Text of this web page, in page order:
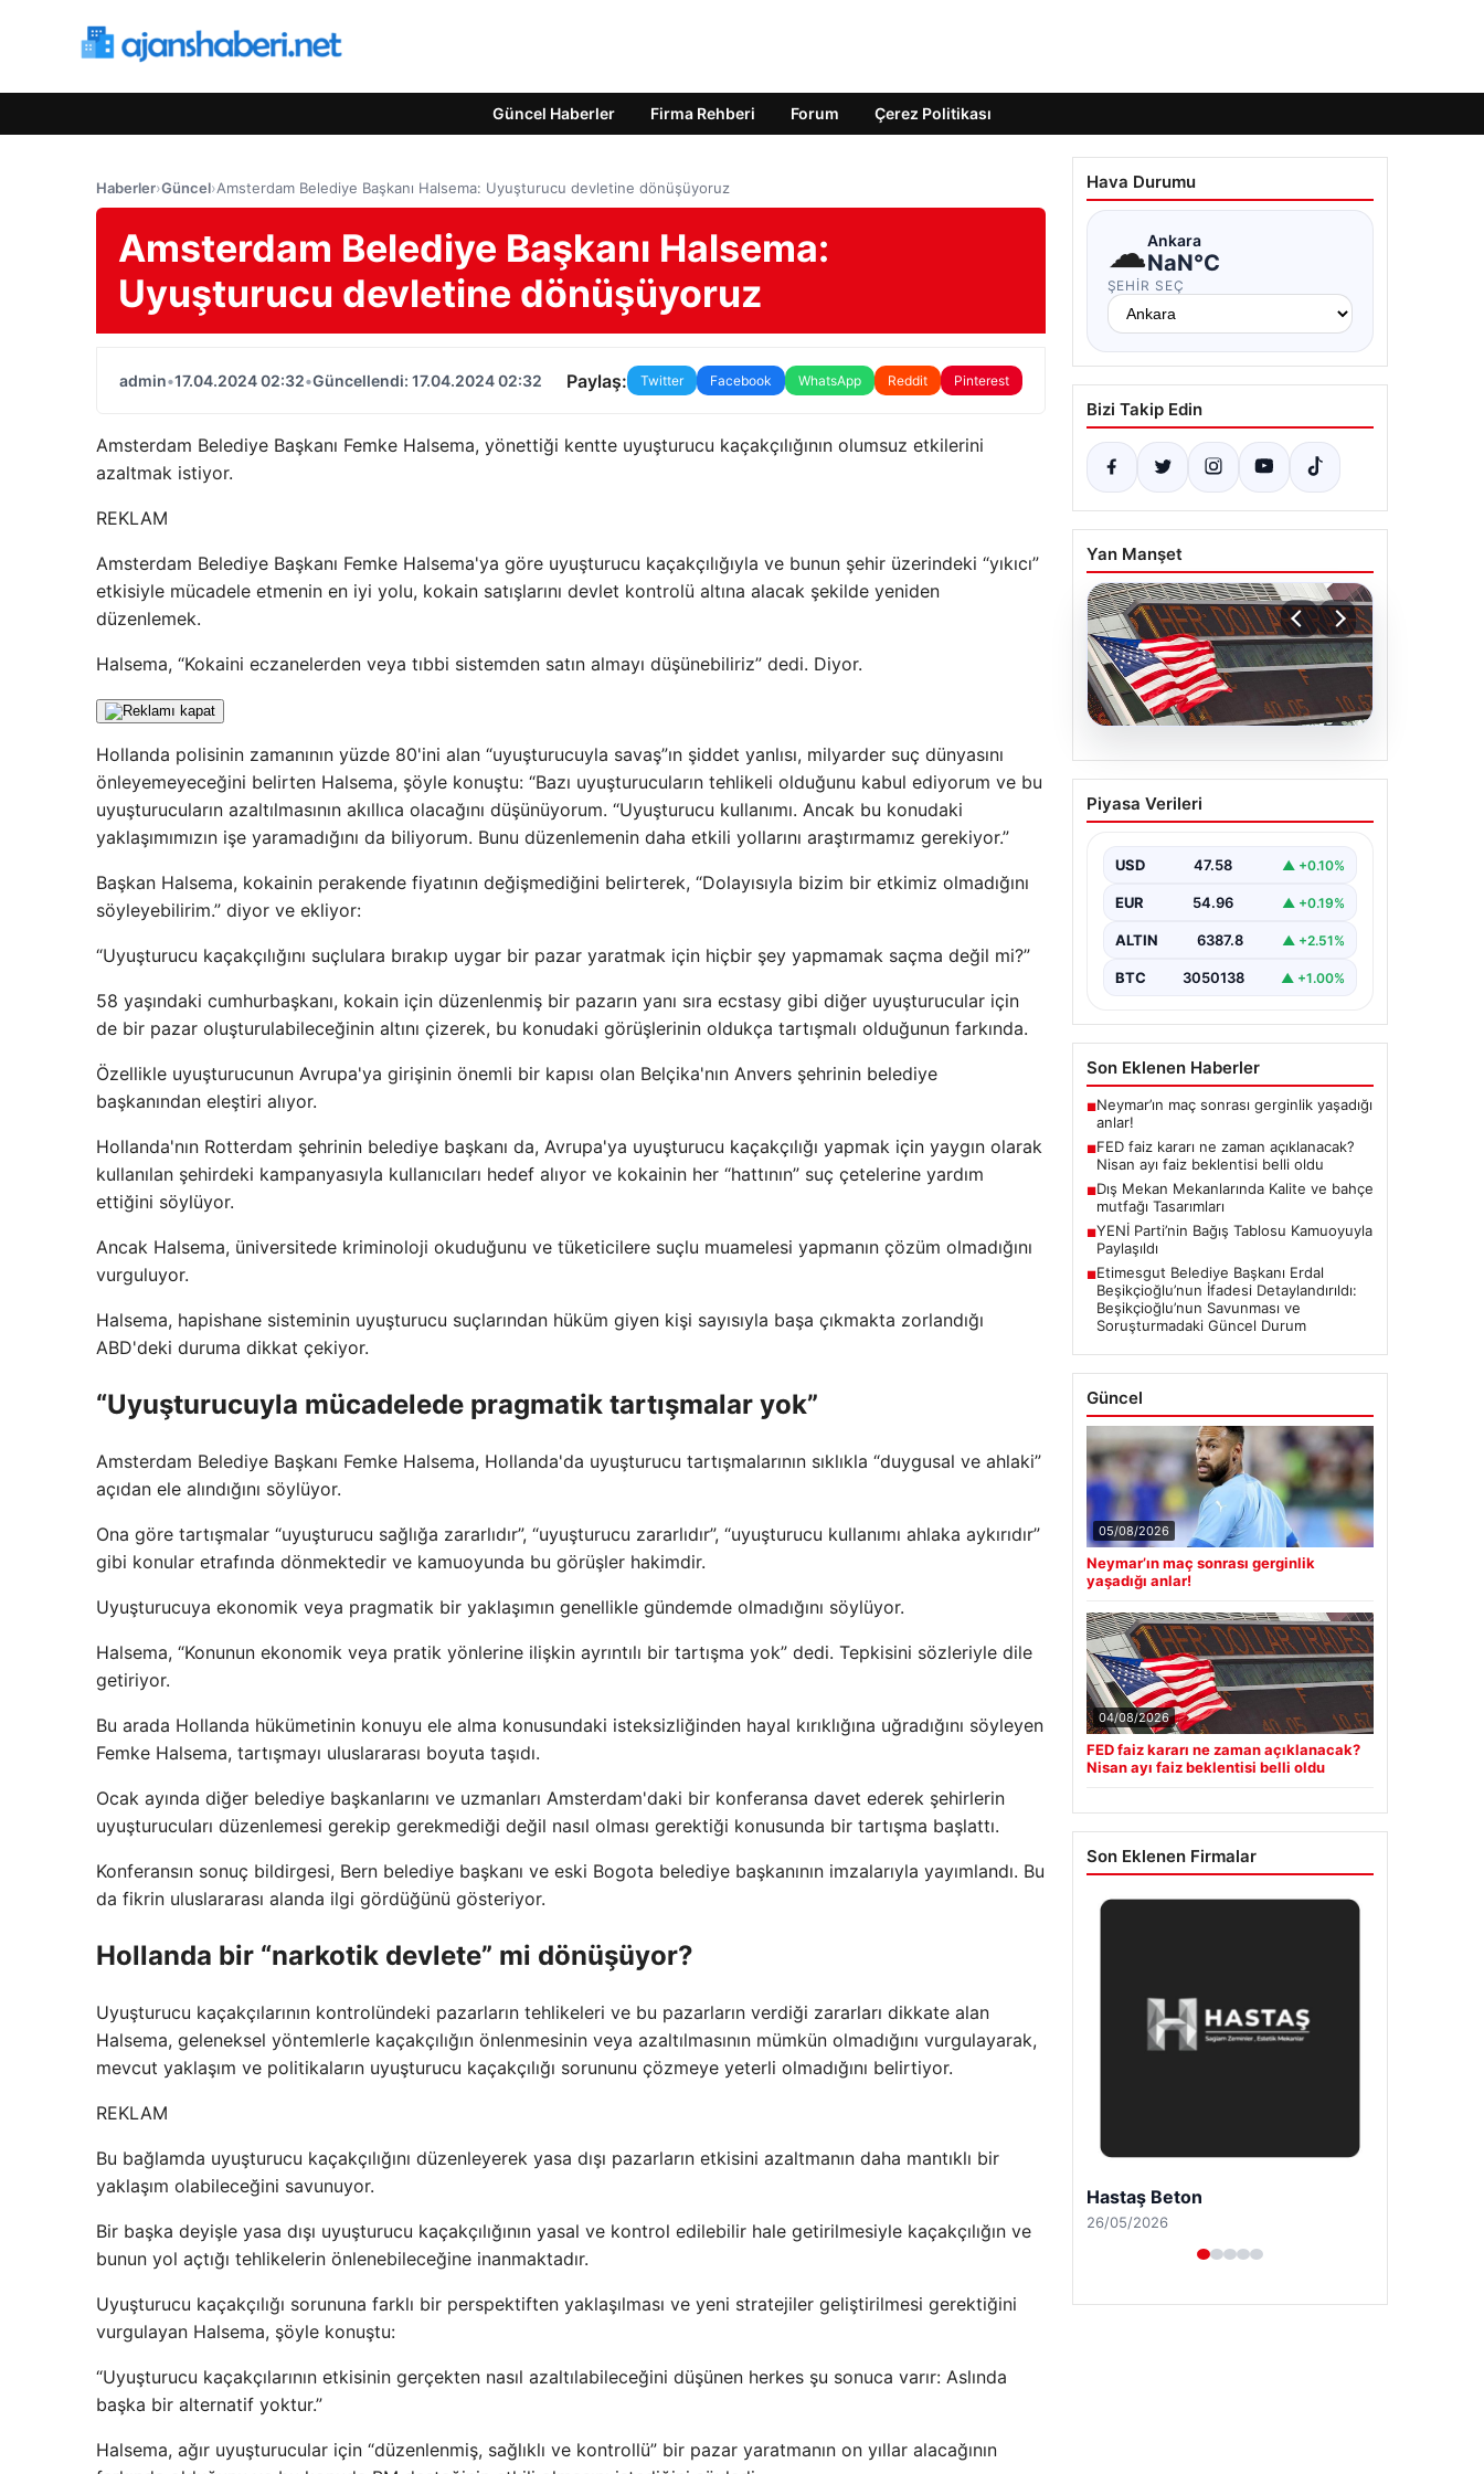
Güncel Haberler Firma Rehberi Forum Çerez Politikası
Haberler›Güncel›Amsterdam Belediye Başkanı Halsema: Uyuşturucu devletine dönüşüyoruz
Amsterdam Belediye Başkanı Halsema:
Uyuşturucu devletine dönüşüyoruz
admin•17.04.2024 02:32•Güncellendi: 17.04.2024 02:32 Paylaş: Twitter Facebook WhatsApp Reddit Pinterest
Amsterdam Belediye Başkanı Femke Halsema, yönettiği kentte uyuşturucu kaçakçılığının olumsuz etkilerini
azaltmak istiyor.
REKLAM
Amsterdam Belediye Başkanı Femke Halsema'ya göre uyuşturucu kaçakçılığıyla ve bunun şehir üzerindeki “yıkıcı”
etkisiyle mücadele etmenin en iyi yolu, kokain satışlarını devlet kontrolü altına alacak şekilde yeniden
düzenlemek.
Halsema, “Kokaini eczanelerden veya tıbbi sistemden satın almayı düşünebiliriz” dedi. Diyor.
Hollanda polisinin zamanının yüzde 80'ini alan “uyuşturucuyla savaş”ın şiddet yanlısı, milyarder suç dünyasını
önleyemeyeceğini belirten Halsema, şöyle konuştu: “Bazı uyuşturucuların tehlikeli olduğunu kabul ediyorum ve bu
uyuşturucuların azaltılmasının akıllıca olacağını düşünüyorum. “Uyuşturucu kullanımı. Ancak bu konudaki
yaklaşımımızın işe yaramadığını da biliyorum. Bunu düzenlemenin daha etkili yollarını araştırmamız gerekiyor.”
Başkan Halsema, kokainin perakende fiyatının değişmediğini belirterek, “Dolayısıyla bizim bir etkimiz olmadığını
söyleyebilirim.” diyor ve ekliyor:
“Uyuşturucu kaçakçılığını suçlulara bırakıp uygar bir pazar yaratmak için hiçbir şey yapmamak saçma değil mi?”
58 yaşındaki cumhurbaşkanı, kokain için düzenlenmiş bir pazarın yanı sıra ecstasy gibi diğer uyuşturucular için
de bir pazar oluşturulabileceğinin altını çizerek, bu konudaki görüşlerinin oldukça tartışmalı olduğunun farkında.
Özellikle uyuşturucunun Avrupa'ya girişinin önemli bir kapısı olan Belçika'nın Anvers şehrinin belediye
başkanından eleştiri alıyor.
Hollanda'nın Rotterdam şehrinin belediye başkanı da, Avrupa'ya uyuşturucu kaçakçılığı yapmak için yaygın olarak
kullanılan şehirdeki kampanyasıyla kullanıcıları hedef alıyor ve kokainin her “hattının” suç çetelerine yardım
ettiğini söylüyor.
Ancak Halsema, üniversitede kriminoloji okuduğunu ve tüketicilere suçlu muamelesi yapmanın çözüm olmadığını
vurguluyor.
Halsema, hapishane sisteminin uyuşturucu suçlarından hüküm giyen kişi sayısıyla başa çıkmakta zorlandığı
ABD'deki duruma dikkat çekiyor.
“Uyuşturucuyla mücadelede pragmatik tartışmalar yok”
Amsterdam Belediye Başkanı Femke Halsema, Hollanda'da uyuşturucu tartışmalarının sıklıkla “duygusal ve ahlaki”
açıdan ele alındığını söylüyor.
Ona göre tartışmalar “uyuşturucu sağlığa zararlıdır”, “uyuşturucu zararlıdır”, “uyuşturucu kullanımı ahlaka aykırıdır”
gibi konular etrafında dönmektedir ve kamuoyunda bu görüşler hakimdir.
Uyuşturucuya ekonomik veya pragmatik bir yaklaşımın genellikle gündemde olmadığını söylüyor.
Halsema, “Konunun ekonomik veya pratik yönlerine ilişkin ayrıntılı bir tartışma yok” dedi. Tepkisini sözleriyle dile
getiriyor.
Bu arada Hollanda hükümetinin konuyu ele alma konusundaki isteksizliğinden hayal kırıklığına uğradığını söyleyen
Femke Halsema, tartışmayı uluslararası boyuta taşıdı.
Ocak ayında diğer belediye başkanlarını ve uzmanları Amsterdam'daki bir konferansa davet ederek şehirlerin
uyuşturucuları düzenlemesi gerekip gerekmediği değil nasıl olması gerektiği konusunda bir tartışma başlattı.
Konferansın sonuç bildirgesi, Bern belediye başkanı ve eski Bogota belediye başkanının imzalarıyla yayımlandı. Bu
da fikrin uluslararası alanda ilgi gördüğünü gösteriyor.
Hollanda bir “narkotik devlete” mi dönüşüyor?
Uyuşturucu kaçakçılarının kontrolündeki pazarların tehlikeleri ve bu pazarların verdiği zararları dikkate alan
Halsema, geleneksel yöntemlerle kaçakçılığın önlenmesinin veya azaltılmasının mümkün olmadığını vurgulayarak,
mevcut yaklaşım ve politikaların uyuşturucu kaçakçılığı sorununu çözmeye yeterli olmadığını belirtiyor.
REKLAM
Bu bağlamda uyuşturucu kaçakçılığını düzenleyerek yasa dışı pazarların etkisini azaltmanın daha mantıklı bir
yaklaşım olabileceğini savunuyor.
Bir başka deyişle yasa dışı uyuşturucu kaçakçılığının yasal ve kontrol edilebilir hale getirilmesiyle kaçakçılığın ve
bunun yol açtığı tehlikelerin önlenebileceğine inanmaktadır.
Uyuşturucu kaçakçılığı sorununa farklı bir perspektiften yaklaşılması ve yeni stratejiler geliştirilmesi gerektiğini
vurgulayan Halsema, şöyle konuştu:
“Uyuşturucu kaçakçılarının etkisinin gerçekten nasıl azaltılabileceğini düşünen herkes şu sonuca varır: Aslında
başka bir alternatif yoktur.”
Halsema, ağır uyuşturucular için “düzenlenmiş, sağlıklı ve kontrollü” bir pazar yaratmanın on yıllar alacağının
Hava Durumu
☁Ankara
NaN°C
ŞEHIR SEÇ
Bizi Takip Edin
Yan Manşet
04.08.2026
FED faiz kararı ne zaman
açıklanacak? Nisan ayı
Piyasa Verileri
USD 47.58 ▲ +0.10%
EUR 54.96 ▲ +0.19%
ALTIN 6387.8 ▲ +2.51%
BTC 3050138 ▲ +1.00%
Son Eklenen Haberler
■Neymar’ın maç sonrası gerginlik yaşadığı
anlar!
■FED faiz kararı ne zaman açıklanacak?
Nisan ayı faiz beklentisi belli oldu
■Dış Mekan Mekanlarında Kalite ve bahçe
mutfağı Tasarımları
■YENİ Parti’nin Bağış Tablosu Kamuoyuyla
Paylaşıldı
■Etimesgut Belediye Başkanı Erdal
Beşikçioğlu’nun İfadesi Detaylandırıldı:
Beşikçioğlu’nun Savunması ve
Soruşturmadaki Güncel Durum
Güncel
05/08/2026
Neymar’ın maç sonrası gerginlik
yaşadığı anlar!
04/08/2026
FED faiz kararı ne zaman açıklanacak?
Nisan ayı faiz beklentisi belli oldu
Son Eklenen Firmalar
Enes Kaplan Avukatlık Bürosu
28/04/2026